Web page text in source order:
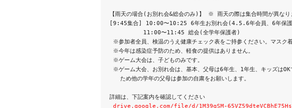
【雨天の場合(お別れ会&総会のみ)】 ※ 雨天の際は集合時間が異なり
[9:45集合] 10:00〜10:25 6年生お別れ会(4.5.6年会員、6年保
11:00〜11:45 総会(全学年保護者)
※参加者全員、検温のうえ健康チェック表をご持参ください。マスク着
※今年は感染症予防のため、軽食の提供はありません。
※ゲーム大会は、子どものみです。
※ゲーム大会、お別れ会は、基本、父母は6年生、1年生、キッズはOK
   ため他の学年の父母は参加の自粛をお願いします。
詳細は、下記案内を確認してください
drive.google.com/file/d/1M39qSM-